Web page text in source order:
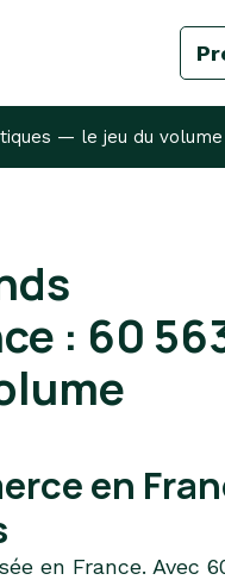
— le jeu du volume
: 60
en
en France. Avec